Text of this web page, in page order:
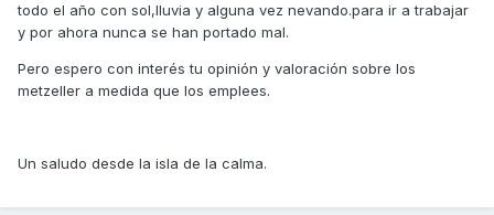
todo el año con sol,lluvia y alguna vez nevando.para ir a trabajar
y por ahora nunca se han portado mal.
Pero espero con interés tu opinión y valoración sobre los
metzeller a medida que los emplees.
Un saludo desde la isla de la calma.